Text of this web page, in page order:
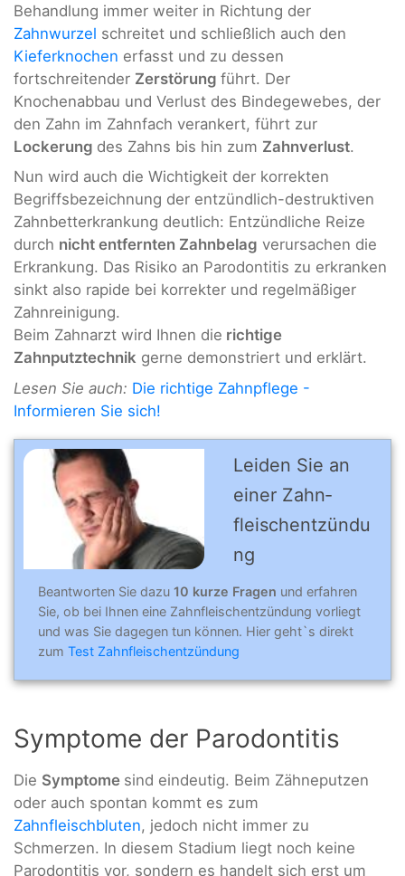
Behandlung immer weiter in Richtung der
Zahnwurzel schreitet und schließlich auch den
Kieferknochen erfasst und zu dessen
fortschreitender Zerstörung führt. Der
Knochenabbau und Verlust des Bindegewebes, der
den Zahn im Zahnfach verankert, führt zur
Lockerung des Zahns bis hin zum Zahnverlust.
Nun wird auch die Wichtigkeit der korrekten
Begriffsbezeichnung der entzündlich-destruktiven
Zahnbetterkrankung deutlich: Entzündliche Reize
durch nicht entfernten Zahnbelag verursachen die
Erkrankung. Das Risiko an Parodontitis zu erkranken
sinkt also rapide bei korrekter und regelmäßiger
Zahnreinigung.
Beim Zahnarzt wird Ihnen die richtige
Zahnputztechnik gerne demonstriert und erklärt.
Lesen Sie auch: Die richtige Zahnpflege -
Informieren Sie sich!
Leiden Sie an
einer Zahn­
fleischentzündu
ng
Beantworten Sie dazu 10 kurze Fragen und erfahren
Sie, ob bei Ihnen eine Zahnfleischentzündung vorliegt
und was Sie dagegen tun können. Hier geht`s direkt
zum Test Zahnfleischentzündung
Symptome der Parodontitis
Die Symptome sind eindeutig. Beim Zähneputzen
oder auch spontan kommt es zum
Zahnfleischbluten, jedoch nicht immer zu
Schmerzen. In diesem Stadium liegt noch keine
Parodontitis vor, sondern es handelt sich erst um